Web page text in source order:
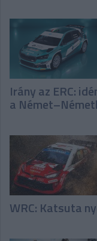
Irány az ERC:
a
WRC: Katsuta